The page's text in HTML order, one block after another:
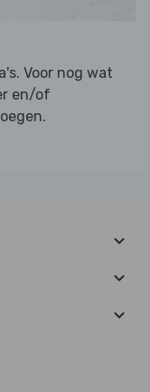
Voor nog wat
en/of